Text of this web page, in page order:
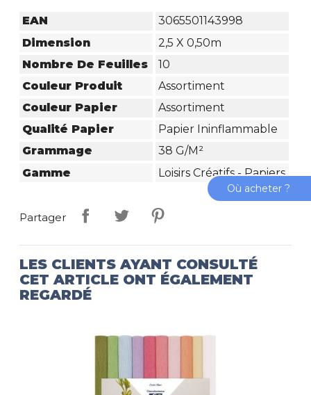
EAN
3065501143998
Dimension
2,5 X 0,50m
Nombre De Feuilles
10
Couleur Produit
Assortiment
Couleur Papier
Assortiment
Qualité Papier
Papier Ininflammable
Grammage
38 G/m²
Gamme
Loisirs Créatifs - Papiers
Partager
LES CLIENTS AYANT CONSULTÉ
CET ARTICLE ONT ÉGALEMENT
REGARDÉ
Où acheter ?